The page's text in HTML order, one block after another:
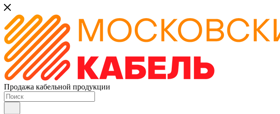
Продажа кабельной продукции